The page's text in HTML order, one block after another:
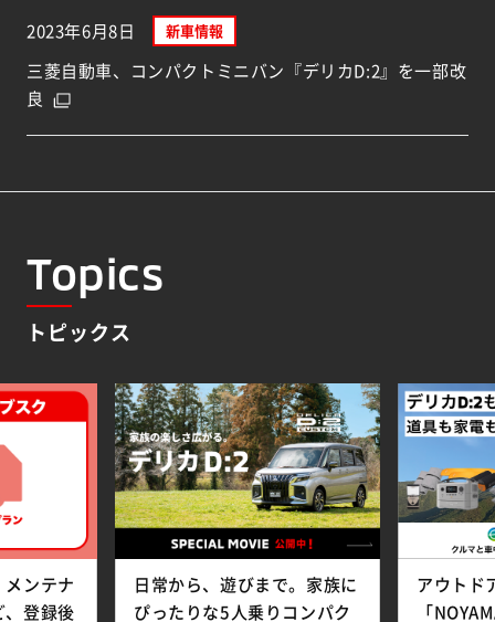
2023年6月8日 新車情報
三菱自動車、コンパクトミニバン『デリカD:2』を一部改
良
Topics
トピックス
メンテナ
、登録後
日常から、遊びまで。家族に
ぴったりな5人乗りコンパク
アウトド
「